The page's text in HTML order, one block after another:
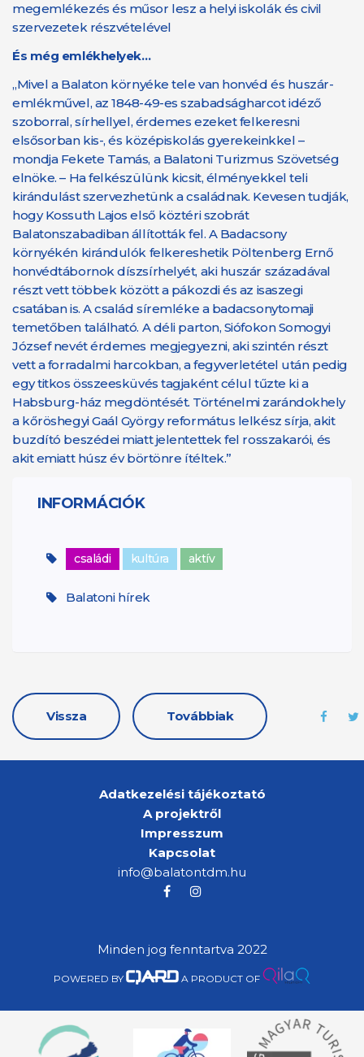
megemlékezés és műsor lesz a helyi iskolák és civil
szervezetek részvételével
És még emlékhelyek…
„Mivel a Balaton környéke tele van honvéd és huszár-
emlékművel, az 1848-49-es szabadságharcot idéző
szoborral, sírhellyel, érdemes ezeket felkeresni
elsősorban kis-, és középiskolás gyerekeinkkel –
mondja Fekete Tamás, a Balatoni Turizmus Szövetség
elnöke. – Ha felkészülünk kicsit, élményekkel teli
kirándulást szervezhetünk a családnak. Kevesen tudják,
hogy Kossuth Lajos első köztéri szobrát
Balatonszabadiban állították fel. A Badacsony
környékén kirándulók felkereshetik Pöltenberg Ernő
honvédtábornok díszsírhelyét, aki huszár századával
részt vett többek között a pákozdi és az isaszegi
csatában is. A család síremléke a badacsonytomaji
temetőben található. A déli parton, Siófokon Somogyi
József nevét érdemes megjegyezni, aki szintén részt
vett a forradalmi harcokban, a fegyverletétel után pedig
egy titkos összeesküvés tagjaként célul tűzte ki a
Habsburg-ház megdöntését. Történelmi zarándokhely
a kőröshegyi Gaál György református lelkész sírja, akit
buzdító beszédei miatt jelentettek fel rosszakarói, és
akit emiatt húsz év börtönre ítéltek.”
INFORMÁCIÓK
családi kultúra aktív
Balatoni hírek
Vissza Továbbiak
Adatkezelési tájékoztató
A projektről
Impresszum
Kapcsolat
info@balatontdm.hu
Minden jog fenntartva 2022
POWERED BY A PRODUCT OF